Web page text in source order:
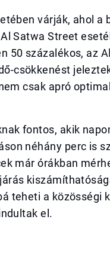
várják, ahol a
Satwa Street
50 százalékos, az
csökkenést
csak apró
fontos, akik
néhány perc is
már órákban
teheti a közösségi
el.